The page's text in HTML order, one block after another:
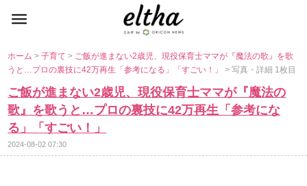
ホーム>子育て> ご飯が進まない2歳児、現役保育士ママが『魔法の歌』を歌
うと…プロの裏技に42万再生「参考になる」「すごい！」> 写真・詳細 1枚目
ご飯が進まない2歳児、現役保育士ママが『魔法の
歌』を歌うと…プロの裏技に42万再生「参考にな
る」「すごい！」
2024-08-02 07:30